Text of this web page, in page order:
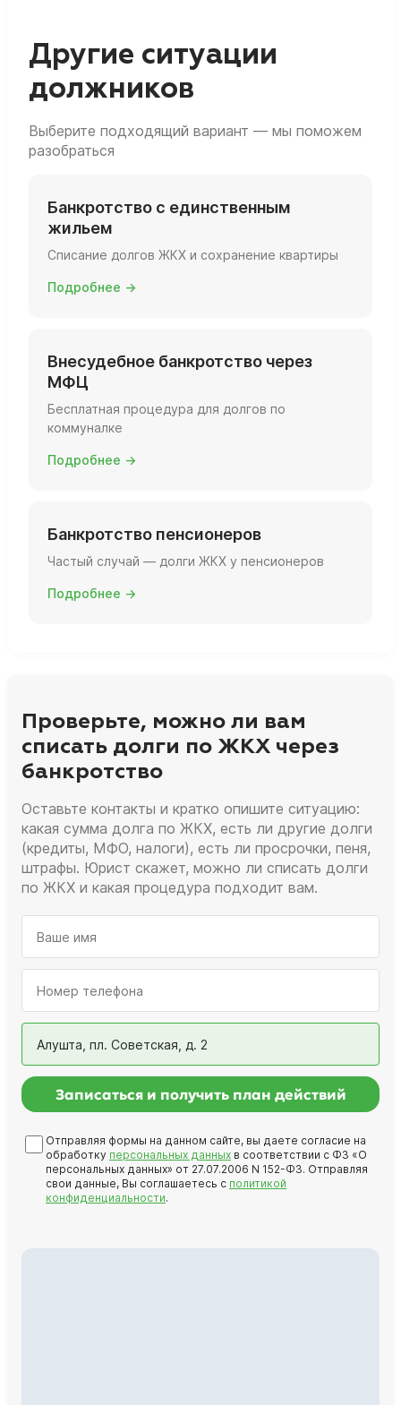
по итогам процедуры банкротства.
Другие ситуации
должников
Выберите подходящий вариант — мы поможем
разобраться
Банкротство с единственным
жильем
Списание долгов ЖКХ и сохранение квартиры
Подробнее →
Внесудебное банкротство через
МФЦ
Бесплатная процедура для долгов по
коммуналке
Подробнее →
Банкротство пенсионеров
Частый случай — долги ЖКХ у пенсионеров
Подробнее →
Проверьте, можно ли вам
списать долги по ЖКХ через
банкротство
Оставьте контакты и кратко опишите ситуацию:
какая сумма долга по ЖКХ, есть ли другие долги
(кредиты, МФО, налоги), есть ли просрочки, пеня,
штрафы. Юрист скажет, можно ли списать долги
по ЖКХ и какая процедура подходит вам.
Алушта, пл. Советская, д. 2
Записаться и получить план действий
Отправляя формы на данном сайте, вы даете согласие на
обработку персональных данных в соответствии с ФЗ «О
персональных данных» от 27.07.2006 N 152-ФЗ. Отправляя
свои данные, Вы соглашаетесь с политикой
конфиденциальности.